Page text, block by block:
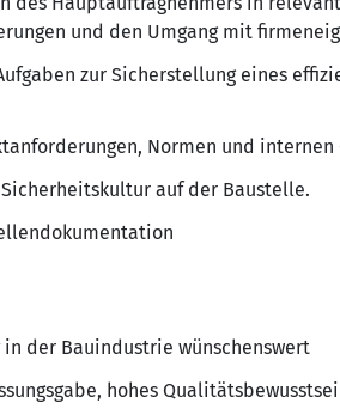
und den Umgang mit
zur Sicherstellung eines
Normen und
auf der Baustelle.
der Bauindustrie wünschenswert
hohes